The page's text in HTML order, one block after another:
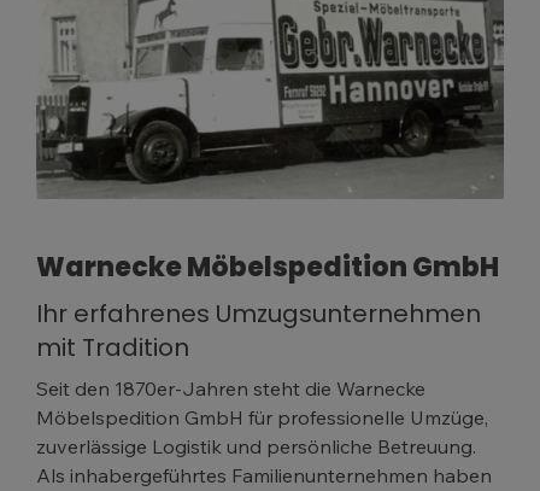
Warnecke Möbelspedition GmbH
Ihr erfahrenes Umzugsunternehmen
mit Tradition
Seit den 1870er-Jahren steht die Warnecke
Möbelspedition GmbH für professionelle Umzüge,
zuverlässige Logistik und persönliche Betreuung.
Als inhabergeführtes Familienunternehmen haben